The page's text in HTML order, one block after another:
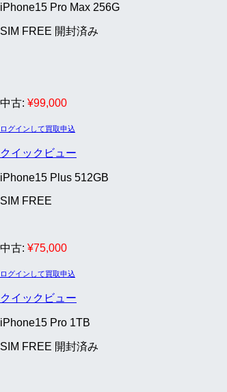
iPhone15 Pro Max 256G
SIM FREE 開封済み
中古: ¥99,000
ログインして買取申込
クイックビュー
iPhone15 Plus 512GB
SIM FREE
中古: ¥75,000
ログインして買取申込
クイックビュー
iPhone15 Pro 1TB
SIM FREE 開封済み